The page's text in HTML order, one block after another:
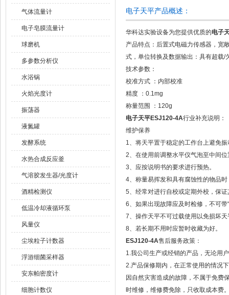
气体流量计
电子皂膜流量计
球磨机
多参数分析仪
水浴锅
火焰光度计
振荡器
液氮罐
发酵系统
水热合成反应釜
气溶胶发生器/光度计
酒精检测仪
低温冷却液循环泵
风量仪
尘埃粒子计数器
浮游细菌采样器
安东帕密度计
细胞计数仪
电子天平产品概述：
华科达实验设备为您提供优质的电子
产品特点：后置式电磁力传感器，宽
式，单位转换及数据输出：具有超载/
技术参数：
校准方式 ：内部校准
精度 ：0.1mg
称量范围 ：120g
电子天平ESJ120-4A行业补充说明：
维护保养
1、将天平置于稳定的工作台上避免
2、在使用前调整水平仪气泡至中间位
3、应按说明书的要求进行预热。
4、称量易挥发和具有腐蚀性的物品
5、经常对进行自校或定期外校，保
6、如果出现故障应及时检修，不可带
7、操作天平不可过载使用以免损坏天
8、若长期不用时应暂时收藏为好。
ESJ120-4A售后服务政策：
1.我公司生产或经销的产品，无论用
2.产品保修期内，在正常使用的情况
因自然灾害造成的故障，不属于免费
时维修，维修费免除，只收取成本费